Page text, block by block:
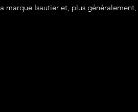
marque Isautier et, plus généralement,